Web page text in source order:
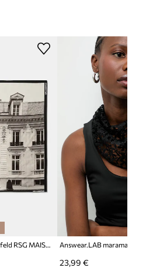
Svileni rubac Karl Lagerfeld RSG MAISON Answear.LAB marama ženska
23,99 €